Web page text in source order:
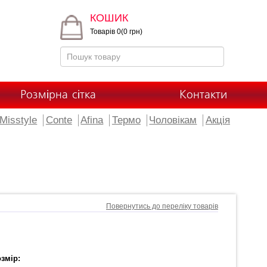
КОШИК
Товарів 0(0 грн)
Розмірна сітка Контакти
Misstyle Conte Afina Термо Чоловікам Акція
Повернутись до переліку товарів